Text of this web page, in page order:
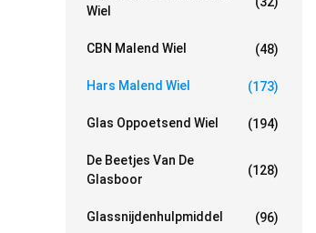
Wiel
CBN Malend Wiel (48)
Hars Malend Wiel (173)
Glas Oppoetsend Wiel (194)
De Beetjes Van De
Glasboor
(128)
Glassnijdenhulpmiddel (96)